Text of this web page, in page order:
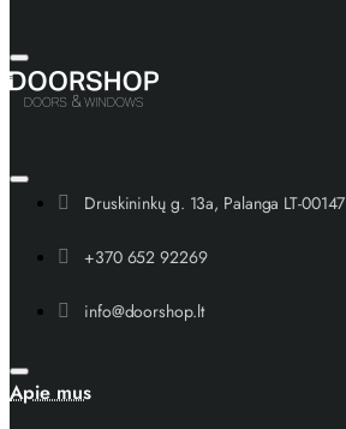
Druskininkų g. 13a, Palanga LT-00147
+370 652 92269
info@doorshop.lt
Apie mus